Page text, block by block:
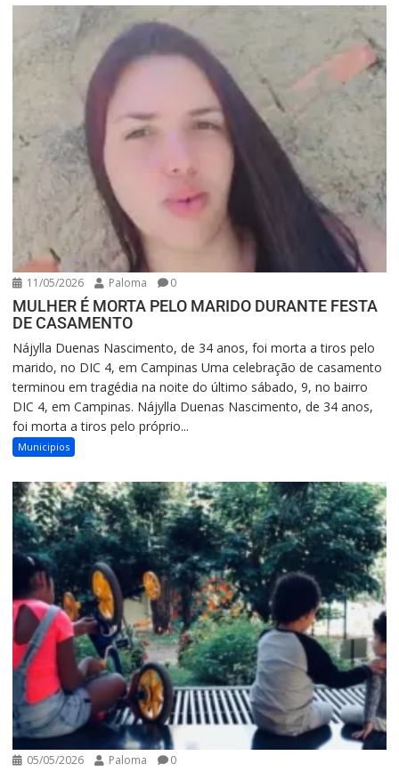
11/05/2026 Paloma 0
MULHER É MORTA PELO MARIDO DURANTE FESTA
DE CASAMENTO
Nájylla Duenas Nascimento, de 34 anos, foi morta a tiros pelo
marido, no DIC 4, em Campinas Uma celebração de casamento
terminou em tragédia na noite do último sábado, 9, no bairro
DIC 4, em Campinas. Nájylla Duenas Nascimento, de 34 anos,
foi morta a tiros pelo próprio...
Municipios
05/05/2026 Paloma 0